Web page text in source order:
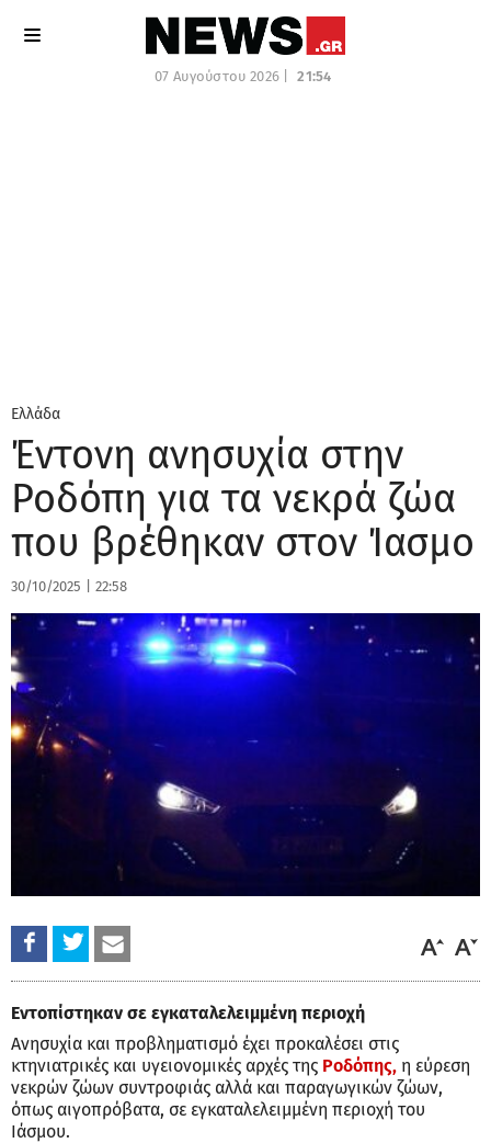
07 Αυγούστου 2026 | 21:54
Ελλάδα
Έντονη ανησυχία στην
Ροδόπη για τα νεκρά ζώα
που βρέθηκαν στον Ίασμο
30/10/2025 22:58
Εντοπίστηκαν σε εγκαταλελειμμένη περιοχή
Ανησυχία και προβληματισμό έχει προκαλέσει στις
κτηνιατρικές και υγειονομικές αρχές της Ροδόπης, η εύρεση
νεκρών ζώων συντροφιάς αλλά και παραγωγικών ζώων,
όπως αιγοπρόβατα, σε εγκαταλελειμμένη περιοχή του
Ιάσμου.